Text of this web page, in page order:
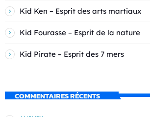
Kid Ken – Esprit des arts martiaux
Kid Fourasse – Esprit de la nature
Kid Pirate – Esprit des 7 mers
COMMENTAIRES RÉCENTS